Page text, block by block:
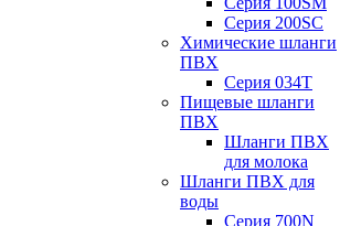
Серия 200SС
Химические шланги
ПВХ
Серия 034Т
Пищевые шланги
ПВХ
Шланги ПВХ
для молока
Шланги ПВХ для
воды
Серия 700N